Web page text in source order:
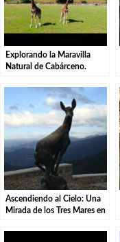
Explorando la Maravilla
Natural de Cabárceno.
Ascendiendo al Cielo: Una
Mirada de los Tres Mares en